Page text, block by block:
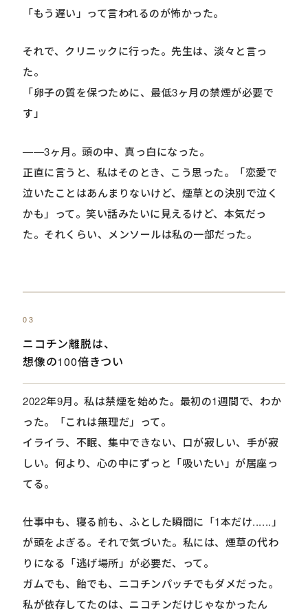
「もう遅い」って言われるのが怖かった。
それで、クリニックに行った。先生は、淡々と言っ
た。
「卵子の質を保つために、最低3ヶ月の禁煙が必要で
す」
――3ヶ月。頭の中、真っ白になった。
正直に言うと、私はそのとき、こう思った。「恋愛で
泣いたことはあんまりないけど、煙草との決別で泣く
かも」って。笑い話みたいに見えるけど、本気だっ
た。それくらい、メンソールは私の一部だった。
03
ニコチン離脱は、
想像の100倍きつい
2022年9月。私は禁煙を始めた。最初の1週間で、わか
った。「これは無理だ」って。
イライラ、不眠、集中できない、口が寂しい、手が寂
しい。何より、心の中にずっと「吸いたい」が居座っ
てる。
仕事中も、寝る前も、ふとした瞬間に「1本だけ......」
が頭をよぎる。それで気づいた。私には、煙草の代わ
りになる「逃げ場所」が必要だ、って。
ガムでも、飴でも、ニコチンパッチでもダメだった。
私が依存してたのは、ニコチンだけじゃなかったん